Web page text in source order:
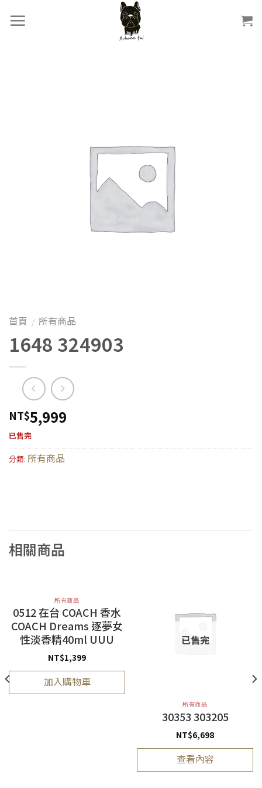
首頁 / 所有商品
1648 324903
NT$5,999
已售完
分類: 所有商品
相關商品
所有商品
0512 在台 COACH 香水
COACH Dreams 逐夢女
性淡香精40ml UUU
NT$1,399
加入購物車
已售完
所有商品
30353 303205
NT$6,698
查看內容